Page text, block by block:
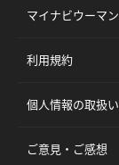
マイナビウーマ
利用規約
個人情報の取扱
ご意見・ご感想